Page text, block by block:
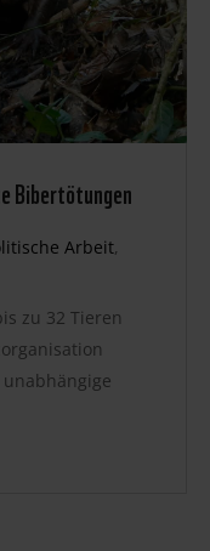
Bibertötungen
Arbeit,
zu 32 Tieren